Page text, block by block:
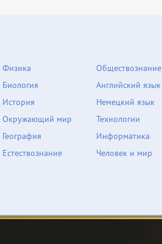
Физика
Биология
История
Окружающий мир
География
Естествознание
Обществознание
Английский язык
Немецкий язык
Технологии
Информатика
Человек и мир